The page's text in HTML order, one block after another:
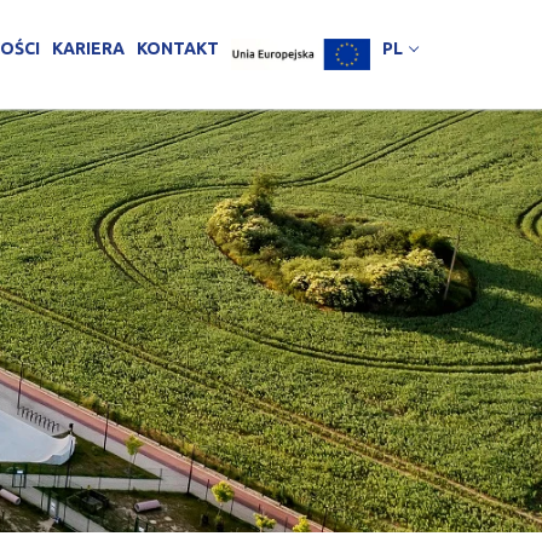
KARIERA KONTAKT PL